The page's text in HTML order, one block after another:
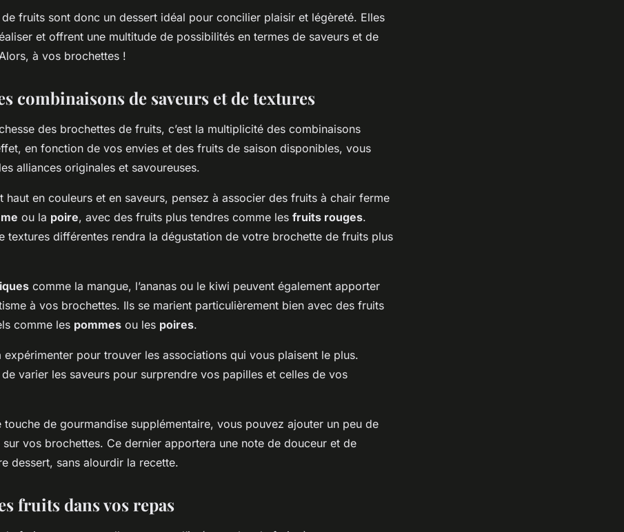
fruits sont donc un dessert idéal pour concilier plaisir et légèreté. Elles
et offrent une multitude de possibilités en termes de saveurs et de
à vos brochettes !
combinaisons de saveurs et de textures
des brochettes de fruits, c’est la multiplicité des combinaisons
en fonction de vos envies et des fruits de saison disponibles, vous
alliances originales et savoureuses.
haut en couleurs et en saveurs, pensez à associer des fruits à chair ferme
ou la poire, avec des fruits plus tendres comme les fruits rouges.
textures différentes rendra la dégustation de votre brochette de fruits plus
comme la mangue, l’ananas ou le kiwi peuvent également apporter
à vos brochettes. Ils se marient particulièrement bien avec des fruits
comme les pommes ou les poires.
expérimenter pour trouver les associations qui vous plaisent le plus.
de varier les saveurs pour surprendre vos papilles et celles de vos
touche de gourmandise supplémentaire, vous pouvez ajouter un peu de
sur vos brochettes. Ce dernier apportera une note de douceur et de
dessert, sans alourdir la recette.
fruits dans vos repas